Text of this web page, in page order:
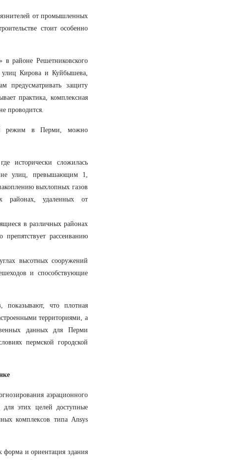
от промышленных
стоит особенно
районе Решетниковского
улиц Кирова и Куйбышева,
предусматривать защиту
практика, комплексная
проводится.
режим в Перми, можно
исторически сложилась
улиц, превышающим 1,
выхлопных газов
районах, удаленных от
в различных районах
рассеиванию
высотных сооружений
и способствующие
показывают, что плотная
территориями, а
данных для Перми
пермской городской
аэрационного
этих целей доступные
комплексов типа Ansys
форма и ориентация здания